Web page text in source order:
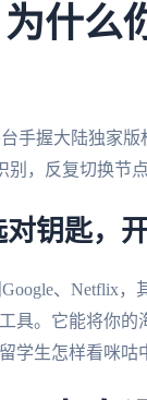
什么
手握大陆独家
，反复切换节
钥匙，
、Netflix
。它能将你的
学生怎样看咪咕